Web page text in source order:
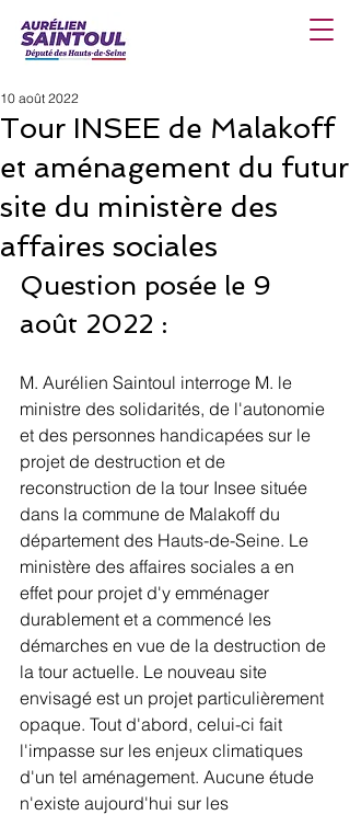
Tour INSEE de Malakoff
et aménagement du futur
site du ministère des
affaires sociales
10 août 2022
Question posée le 9
août 2022 :
M. Aurélien Saintoul interroge M. le
ministre des solidarités, de l'autonomie
et des personnes handicapées sur le
projet de destruction et de
reconstruction de la tour Insee située
dans la commune de Malakoff du
département des Hauts-de-Seine. Le
ministère des affaires sociales a en
effet pour projet d'y emménager
durablement et a commencé les
démarches en vue de la destruction de
la tour actuelle. Le nouveau site
envisagé est un projet particulièrement
opaque. Tout d'abord, celui-ci fait
l'impasse sur les enjeux climatiques
d'un tel aménagement. Aucune étude
n'existe aujourd'hui sur les